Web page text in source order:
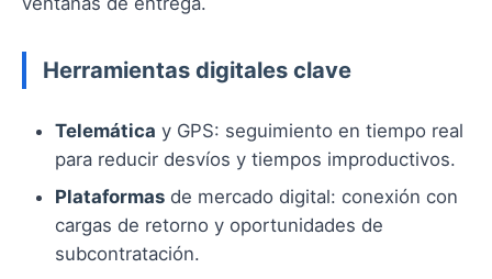
Herramientas digitales clave
Telemática y GPS: seguimiento en tiempo real
para reducir desvíos y tiempos improductivos.
Plataformas de mercado digital: conexión con
cargas de retorno y oportunidades de
subcontratación.